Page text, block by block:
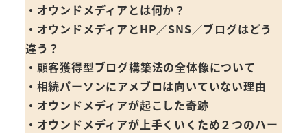
・オウンドメディアとは何か？
・オウンドメディアとHP／SNS／ブログはどう
違う？
・顧客獲得型ブログ構築法の全体像について
・相続パーソンにアメブロは向いていない理由
・オウンドメディアが起こした奇跡
・オウンドメディアが上手くいくため２つのハー